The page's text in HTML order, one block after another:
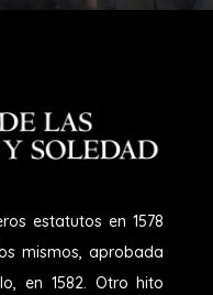
estatutos en 1578
mismos, aprobada
en 1582. Otro hito